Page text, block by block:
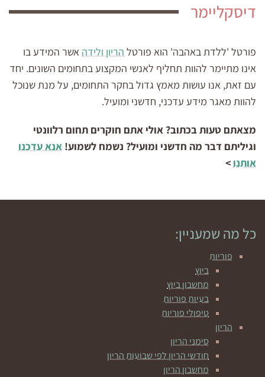
דיסקליימר
פורטל 'ללדת באהבה' הוא פורטל הריון ולידה אשר המידע בו
אינו מתיימר להוות תחליף לאנשי המקצוע בתחומים השונים. יחד
עם זאת, אנו עושות מאמץ גדול בחקר התחומים, על מנת שנוכל
להוות מאגר מידע עדכני, חדשני ומועיל.
מצאתם טעות בכתוב? אולי אתם חוקרים תחום רלוונטי
וגיליתם דבר מה חדשני ומועיל? נשמח לשמוע! אנא עדכנו
אותנו >
כל מה שמעניין:
פוריות
ביוץ
מחשבון ביוץ
בעיות פוריות
טיפולי פוריות
הריון
סימני הריון
חודשי הריון לפי שבועות הריון
מחשבון הריון